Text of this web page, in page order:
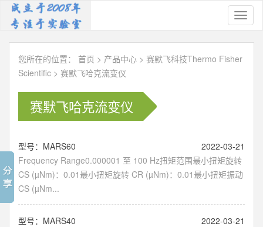
您所在的位置： 首页 > 产品中心 > 赛默飞科技Thermo Fisher
Scientific > 赛默飞哈克流变仪
赛默飞哈克流变仪
型号：MARS60
2022-03-21
Frequency Range0.000001 至 100 Hz扭矩范围最小扭矩旋转
CS (µNm)：0.01最小扭矩旋转 CR (µNm)：0.01最小扭矩振动
CS (µNm...
型号：MARS40
2022-03-21